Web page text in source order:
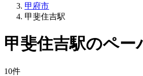
甲府市
甲斐住吉駅
甲斐住吉駅のペ
10件